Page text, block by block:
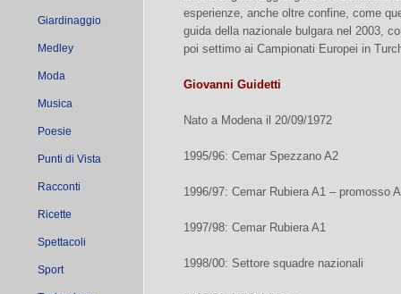
Giardinaggio
Medley
Moda
Musica
Poesie
Punti di Vista
Racconti
Ricette
Spettacoli
Sport
esperienze, anche oltre confine, come
guida della nazionale bulgara nel 2003,
poi settimo ai Campionati Europei in
Giovanni Guidetti
Nato a Modena il 20/09/1972
1995/96: Cemar Spezzano A2
1996/97: Cemar Rubiera A1 – promosso
1997/98: Cemar Rubiera A1
1998/00: Settore squadre nazionali